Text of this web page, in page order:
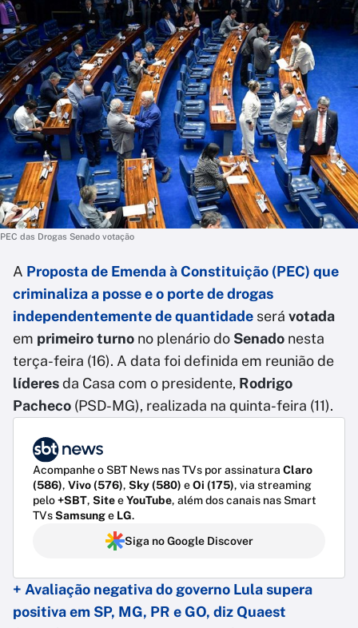
PEC das Drogas Senado votação
A Proposta de Emenda à Constituição (PEC) que
criminaliza a posse e o porte de drogas
independentemente de quantidade será votada
em primeiro turno no plenário do Senado nesta
terça-feira (16). A data foi definida em reunião de
líderesda Casa com o presidente, Rodrigo
Pacheco (PSD-MG), realizada na quinta-feira (11).
Acompanhe o SBT News nas TVs por assinatura Claro
(586), Vivo (576), Sky (580) eOi (175), via streaming
pelo+SBT, SiteeYouTube, além dos canais nas Smart
TVsSamsunge LG.
Siga no Google Discover
+ Avaliação negativa do governo Lula supera
positiva em SP, MG, PR e GO, diz Quaest